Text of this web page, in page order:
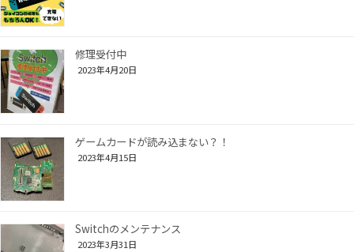
修理受付中
2023年4月20日
ゲームカードが読み込まない？！
2023年4月15日
Switchのメンテナンス
2023年3月31日